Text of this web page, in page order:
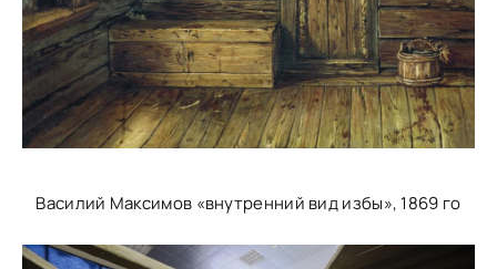
Василий Максимов «внутренний вид избы», 1869 го